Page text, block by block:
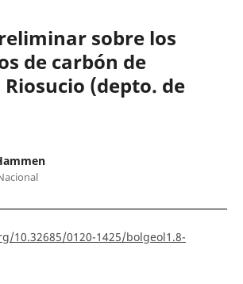
sobre los
de carbón de
(depto. de
10.32685/0120-1425/bolgeol1.8-